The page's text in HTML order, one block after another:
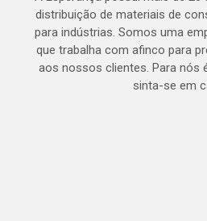
distribuição de materiais de
para indústrias. Somos uma
que trabalha com afinco para
aos nossos clientes. Para nós
sinta-se em